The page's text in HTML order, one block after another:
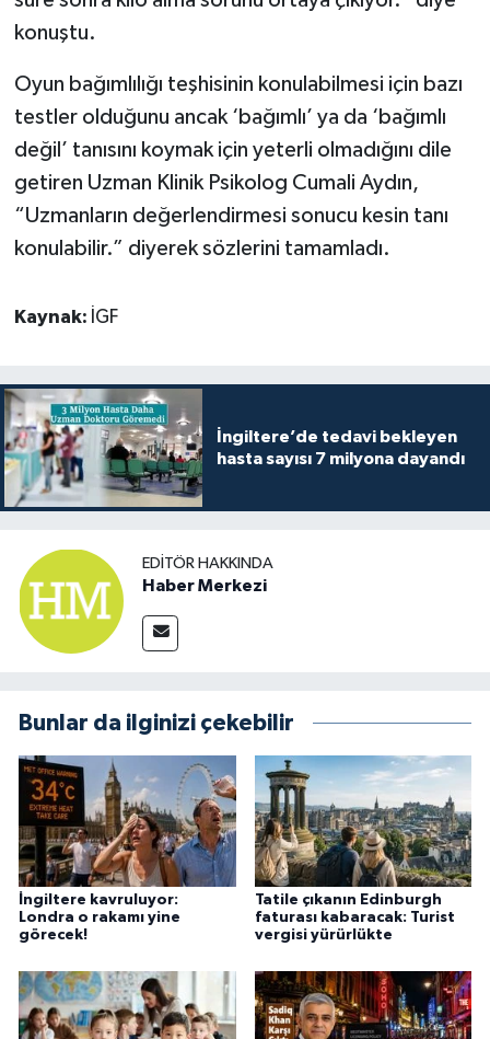
konuştu.
Oyun bağımlılığı teşhisinin konulabilmesi için bazı
testler olduğunu ancak ‘bağımlı’ ya da ‘bağımlı
değil’ tanısını koymak için yeterli olmadığını dile
getiren Uzman Klinik Psikolog Cumali Aydın,
“Uzmanların değerlendirmesi sonucu kesin tanı
konulabilir.” diyerek sözlerini tamamladı.
Kaynak: İGF
İngiltere’de tedavi bekleyen
hasta sayısı 7 milyona dayandı
EDITÖR HAKKINDA
Haber Merkezi
Bunlar da ilginizi çekebilir
İngiltere kavruluyor:
Londra o rakamı yine
görecek!
Tatile çıkanın Edinburgh
faturası kabaracak: Turist
vergisi yürürlükte